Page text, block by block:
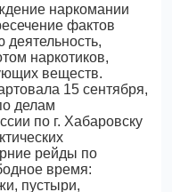
наркомании
фактов
деятельность,
наркотиков,
веществ.
15 сентября,
делам
по г. Хабаровску
рейды по
время:
пустыри,